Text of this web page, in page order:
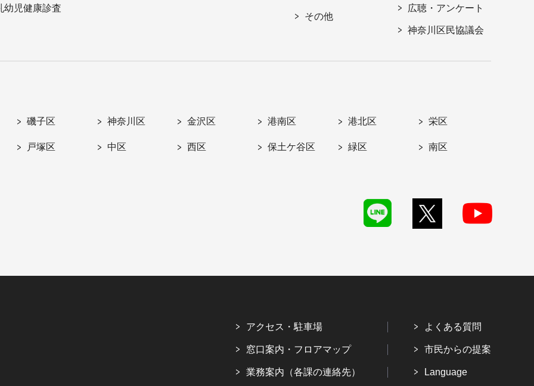
幼児健康診査
その他
広聴・アンケート
神奈川区民協議会
磯子区 神奈川区 金沢区 港南区 港北区 栄区
戸塚区 中区 西区 保土ケ谷区 緑区 南区
アクセス・駐車場
窓口案内・フロアマップ
業務案内（各課の連絡先）
よくある質問
市民からの提案
Language